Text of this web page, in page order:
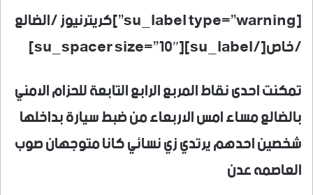
[su_label type=”warning”]كريترنيوز /الضالع
/خاص[/su_label][su_spacer size=”10″]
تمكنت احدى نقاط المربع الرابع التابعة للحزام الامني
بالضالع مساء امس الاربعاء من ضبط سيارة بداخلها
شخصين احدهم يرتدي زي نسائي كانا متوجهان صوب
العاصمه عدن